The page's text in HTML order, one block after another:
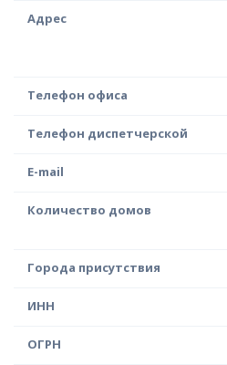
Адрес
Телефон офиса
Телефон диспетчерской
E-mail
Количество домов
Города присутствия
ИНН
ОГРН